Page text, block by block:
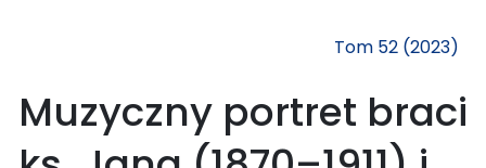
Tom 52 (2023)
Muzyczny portret braci